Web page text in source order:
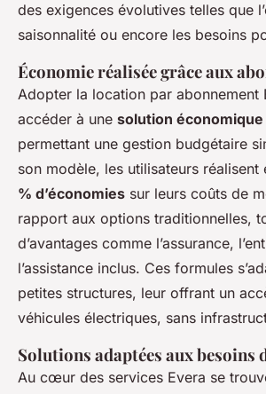
des exigences évolutives telles que
saisonnalité ou encore les besoins
Économie réalisée grâce aux
Adopter la location par abonnement
accéder à une solution
permettant une gestion budgétaire
son modèle, les utilisateurs réalisent
% d’économies sur leurs coûts de
rapport aux options traditionnelles,
d’avantages comme l’assurance,
l’assistance inclus. Ces formules
petites structures, leur offrant un
véhicules électriques, sans
Solutions adaptées aux besoins
Au cœur des services Evera se